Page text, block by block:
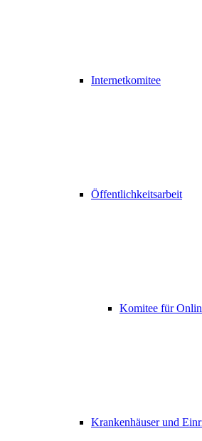
Internetkomitee
Öffentlichkeitsarbeit
Komitee für
Krankenhäuser und